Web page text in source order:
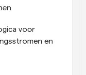
voor
en